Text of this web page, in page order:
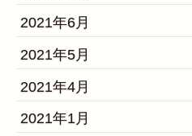
2021年6月
2021年5月
2021年4月
2021年1月